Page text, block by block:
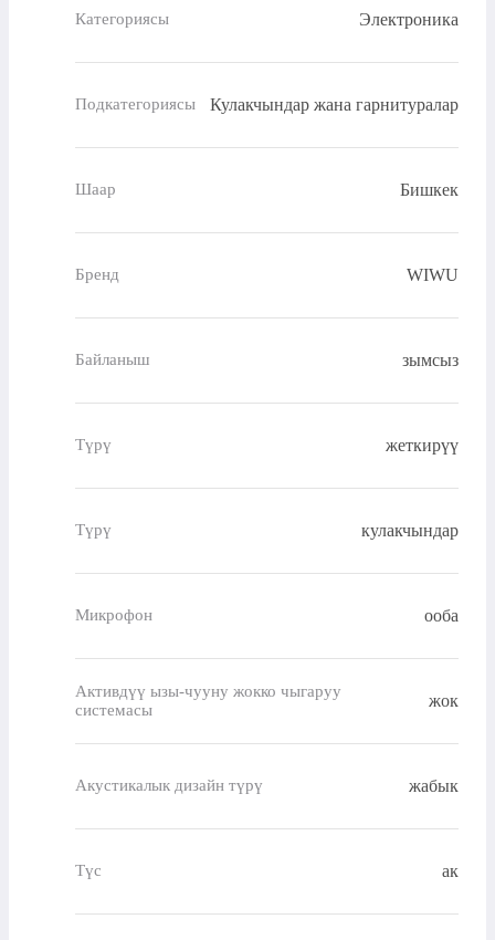
Категориясы Электроника
Подкатегориясы Кулакчындар жана гарнитуралар
Шаар Бишкек
Бренд WIWU
Байланыш зымсыз
Түрү жеткирүү
Түрү кулакчындар
Микрофон ооба
Активдүү ызы-чууну жокко чыгаруу
системасы
жок
Акустикалык дизайн түрү жабык
Түс ак